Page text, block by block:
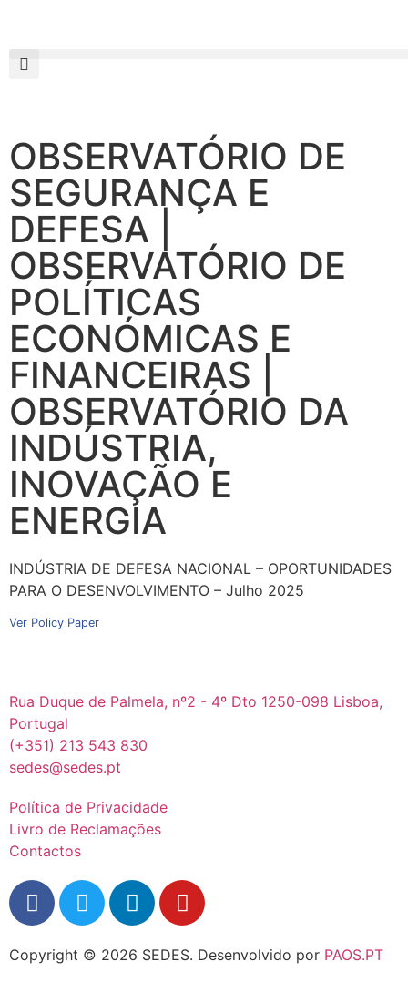
OBSERVATÓRIO DE
SEGURANÇA E
DEFESA |
OBSERVATÓRIO DE
POLÍTICAS
ECONÓMICAS E
FINANCEIRAS |
OBSERVATÓRIO DA
INDÚSTRIA,
INOVAÇÃO E
ENERGIA
INDÚSTRIA DE DEFESA NACIONAL – OPORTUNIDADES
PARA O DESENVOLVIMENTO – Julho 2025
Ver Policy Paper
Rua Duque de Palmela, nº2 - 4º Dto 1250-098 Lisboa,
Portugal
(+351) 213 543 830
sedes@sedes.pt
Política de Privacidade
Livro de Reclamações
Contactos
Copyright © 2026 SEDES. Desenvolvido por PAOS.PT